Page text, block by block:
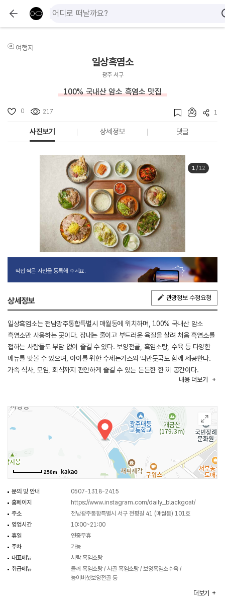
여행지
일상흑염소
광주 서구
100% 국내산 암소 흑염소 맛집
0 217 1
사진보기 상세정보 댓글
1/ 12
직접 찍은 사진을 등록해 주세요.
상세정보 관광정보 수정요청
일상흑염소는 전남광주통합특별시 매월동에 위치하며, 100% 국내산 암소
흑염소만 사용하는 곳이다. 잡내는 줄이고 부드러운 육질을 살려 처음 흑염소를
접하는 사람들도 부담 없이 즐길 수 있다. 보양전골, 흑염소탕, 수육 등 다양한
메뉴를 맛볼 수 있으며, 아이를 위한 수제돈가스와 떡만둣국도 함께 제공한다.
가족 식사, 모임, 회식까지 편안하게 즐길 수 있는 든든한 한 끼 공간이다.
내용 더보기
250m
문의 및 안내
0507-1318-2415
홈페이지
https://www.instagram.com/daily_blackgoat/
주소
전남광주통합특별시 서구 전평길 41 (매월동) 101호
영업시간
10:00~21:00
휴일
연중무휴
주차
가능
대표메뉴
시락 흑염소탕
취급메뉴
들깨 흑염소탕 / 사골 흑염소탕 / 보양흑염소수육 /
능이버섯보양전골 등
더보기